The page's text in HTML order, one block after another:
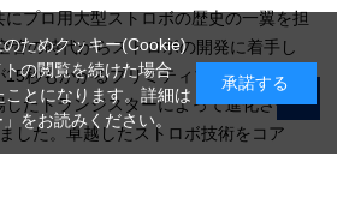
プロ用大型ストロボの歴史の一翼を担
管の時代からストロボの開発に着手し
秒もかかるプリミティブな回路からス
たトランジスターによって進化させ、
した。卓越したストロボ技術をコア
ためクッキー(Cookie)
の閲覧を続けた場合
とになります。詳細は
をお読みください。
承諾する